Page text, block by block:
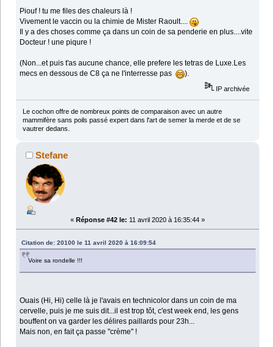
Piouf ! tu me files des chaleurs là !
Vivement le vaccin ou la chimie de Mister Raoult....
Il y a des choses comme ça dans un coin de sa penderie en plus....vite
Docteur ! une piqure !
(Non...et puis t'as aucune chance, elle prefere les tetras de Luxe.Les
mecs en dessous de C8 ça ne l'interresse pas
).
IP archivée
Le cochon offre de nombreux points de comparaison avec un autre
mammifère sans poils passé expert dans l'art de semer la merde et de se
vautrer dedans.
Stefane
« Réponse #42 le: 11 avril 2020 à 16:35:44 »
Citation de: 20100 le 11 avril 2020 à 16:09:54
Voire sa rondelle !!!
Ouais (Hi, Hi) celle là je l'avais en technicolor dans un coin de ma
cervelle, puis je me suis dit...il est trop tôt, c'est week end, les gens
bouffent on va garder les délires paillards pour 23h...
Mais non, en fait ça passe "crème" !